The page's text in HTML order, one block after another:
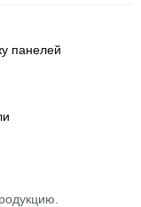
панелей